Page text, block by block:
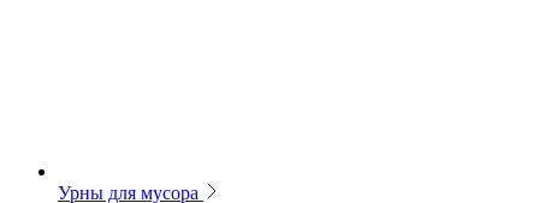
Урны для мусора